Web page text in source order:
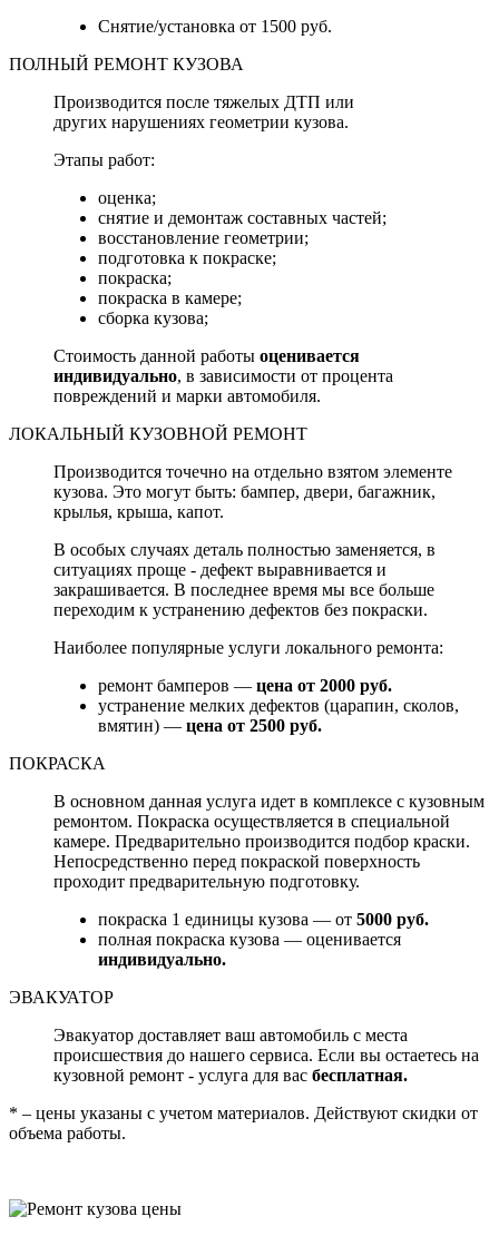
Снятие/установка от 1500 руб.
ПОЛНЫЙ РЕМОНТ КУЗОВА
Производится после тяжелых ДТП или
других нарушениях геометрии кузова.
Этапы работ:
оценка;
снятие и демонтаж составных частей;
восстановление геометрии;
подготовка к покраске;
покраска;
покраска в камере;
сборка кузова;
Стоимость данной работы оценивается
индивидуально, в зависимости от процента
повреждений и марки автомобиля.
ЛОКАЛЬНЫЙ КУЗОВНОЙ РЕМОНТ
Производится точечно на отдельно взятом элементе
кузова. Это могут быть: бампер, двери, багажник,
крылья, крыша, капот.
В особых случаях деталь полностью заменяется, в
ситуациях проще - дефект выравнивается и
закрашивается. В последнее время мы все больше
переходим к устранению дефектов без покраски.
Наиболее популярные услуги локального ремонта:
ремонт бамперов — цена от 2000 руб.
устранение мелких дефектов (царапин, сколов,
вмятин) — цена от 2500 руб.
ПОКРАСКА
В основном данная услуга идет в комплексе с кузовным
ремонтом. Покраска осуществляется в специальной
камере. Предварительно производится подбор краски.
Непосредственно перед покраской поверхность
проходит предварительную подготовку.
покраска 1 единицы кузова — от 5000 руб.
полная покраска кузова — оценивается
индивидуально.
ЭВАКУАТОР
Эвакуатор доставляет ваш автомобиль с места
происшествия до нашего сервиса. Если вы остаетесь на
кузовной ремонт - услуга для вас бесплатная.
* – цены указаны с учетом материалов. Действуют скидки от
объема работы.